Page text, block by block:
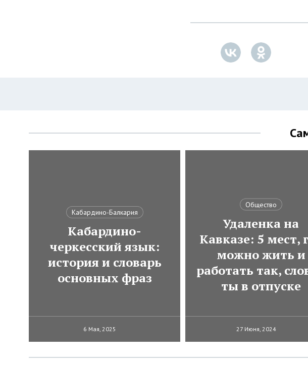
Кабардино-Балкария
Кабардино-
черкесский язык:
история и словарь
основных фраз
6 Мая, 2025
Общество
Удаленка на
Кавказе: 5 мест,
можно жить и
работать так,
ты в отпуске
27 Июня, 2024